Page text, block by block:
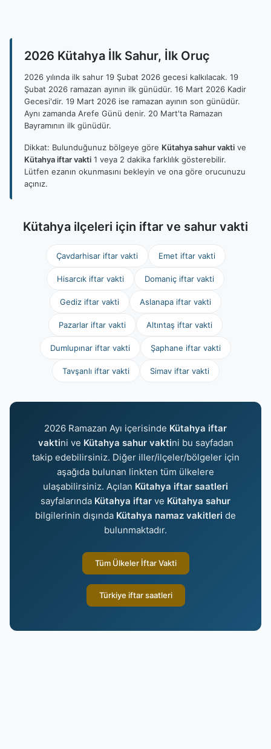
2026 Kütahya İlk Sahur, İlk Oruç
2026 yılında ilk sahur 19 Şubat 2026 gecesi kalkılacak. 19
Şubat 2026 ramazan ayının ilk günüdür. 16 Mart 2026 Kadir
Gecesi'dir. 19 Mart 2026 ise ramazan ayının son günüdür.
Aynı zamanda Arefe Günü denir. 20 Mart'ta Ramazan
Bayramının ilk günüdür.
Dikkat: Bulunduğunuz bölgeye göre Kütahya sahur vakti ve
Kütahya iftar vakti 1 veya 2 dakika farklılık gösterebilir.
Lütfen ezanın okunmasını bekleyin ve ona göre orucunuzu
açınız.
Kütahya ilçeleri için iftar ve sahur vakti
Çavdarhisar iftar vakti Emet iftar vakti
Hisarcık iftar vakti Domaniç iftar vakti
Gediz iftar vakti Aslanapa iftar vakti
Pazarlar iftar vakti Altıntaş iftar vakti
Dumlupınar iftar vakti Şaphane iftar vakti
Tavşanlı iftar vakti Simav iftar vakti
2026 Ramazan Ayı içerisinde Kütahya iftar
vaktini ve Kütahya sahur vaktini bu sayfadan
takip edebilirsiniz. Diğer iller/ilçeler/bölgeler için
aşağıda bulunan linkten tüm ülkelere
ulaşabilirsiniz. Açılan Kütahya iftar saatleri
sayfalarında Kütahya iftar ve Kütahya sahur
bilgilerinin dışında Kütahya namaz vakitleri de
bulunmaktadır.
Tüm Ülkeler İftar Vakti
Türkiye iftar saatleri